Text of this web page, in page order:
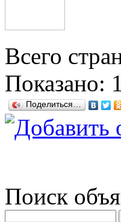
Всего
Показано: 1
Поделиться…
Поиск